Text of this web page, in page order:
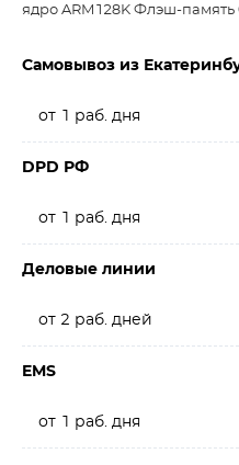
ядро ARM128K Флэш-память
Самовывоз из
от 1 раб. дня
DPD РФ
от 1 раб. дня
Деловые линии
от 2 раб. дней
EMS
от 1 раб. дня